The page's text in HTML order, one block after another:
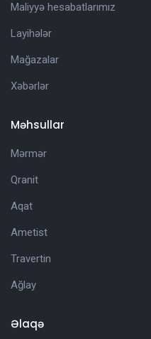
Maliyyə hesabatlarımız
Layihələr
Mağazalar
Xəbərlər
Məhsullar
Mərmər
Qranit
Aqat
Ametist
Travertin
Ağlay
Əlaqə